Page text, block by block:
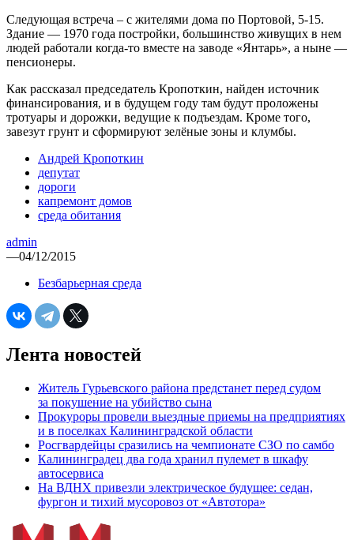
Следующая встреча – с жителями дома по Портовой, 5-15.
Здание — 1970 года постройки, большинство живущих в нем
людей работали когда-то вместе на заводе «Янтарь», а ныне —
пенсионеры.
Как рассказал председатель Кропоткин, найден источник
финансирования, и в будущем году там будут проложены
тротуары и дорожки, ведущие к подъездам. Кроме того,
завезут грунт и сформируют зелёные зоны и клумбы.
Андрей Кропоткин
депутат
дороги
капремонт домов
среда обитания
admin
—04/12/2015
Безбарьерная среда
Лента новостей
Житель Гурьевского района предстанет перед судом
за покушение на убийство сына
Прокуроры провели выездные приемы на предприятиях
и в поселках Калининградской области
Росгвардейцы сразились на чемпионате СЗО по самбо
Калининградец два года хранил пулемет в шкафу
автосервиса
На ВДНХ привезли электрическое будущее: седан,
фургон и тихий мусоровоз от «Автотора»